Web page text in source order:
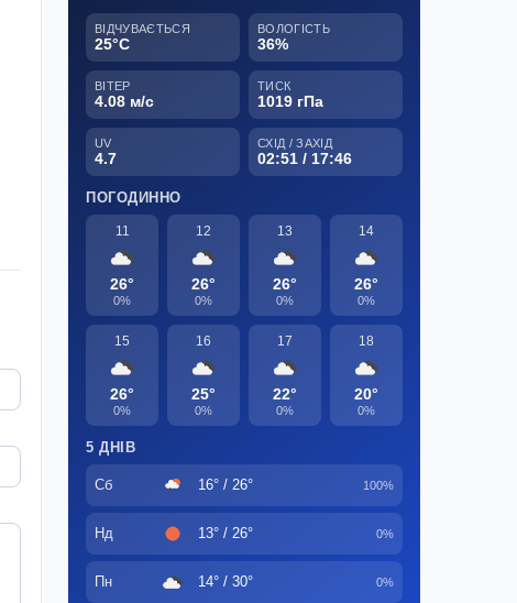
ВІДЧУВАЄТЬСЯ
25°C
ВОЛОГІСТЬ
36%
ВІТЕР
4.08 м/с
ТИСК
1019 гПа
UV
4.7
СХІД / ЗАХІД
02:51 / 17:46
ПОГОДИННО
11
26°
0%
12
26°
0%
13
26°
0%
14
26°
0%
15
26°
0%
16
25°
0%
17
22°
0%
18
20°
0%
5 ДНІВ
Сб 16° / 26° 100%
Нд 13° / 26° 0%
Пн 14° / 30° 0%